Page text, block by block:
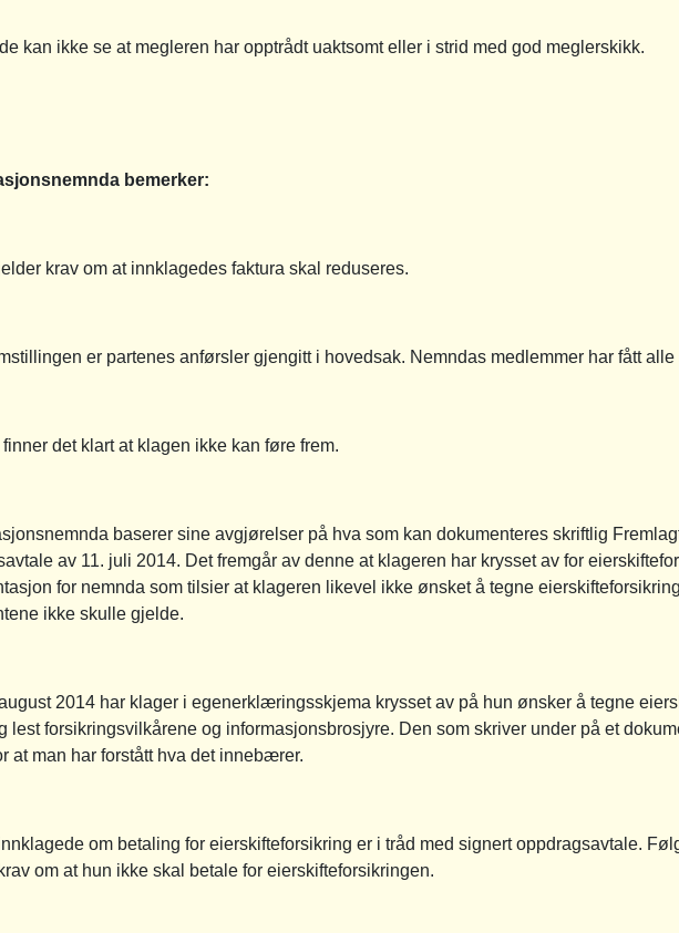
kan ikke se at megleren har opptrådt uaktsomt eller i strid med god meglerskikk.
bemerker:
krav om at innklagedes faktura skal reduseres.
er partenes anførsler gjengitt i hovedsak. Nemndas medlemmer har fått
det klart at klagen ikke kan føre frem.
baserer sine avgjørelser på hva som kan dokumenteres skriftlig
av 11. juli 2014. Det fremgår av denne at klageren har krysset av for
for nemnda som tilsier at klageren likevel ikke ønsket å tegne
ikke skulle gjelde.
2014 har klager i egenerklæringsskjema krysset av på hun ønsker å tegne
lest forsikringsvilkårene og informasjonsbrosjyre. Den som skriver under på et
at man har forstått hva det innebærer.
om betaling for eierskifteforsikring er i tråd med signert oppdragsavtale.
om at hun ikke skal betale for eierskifteforsikringen.